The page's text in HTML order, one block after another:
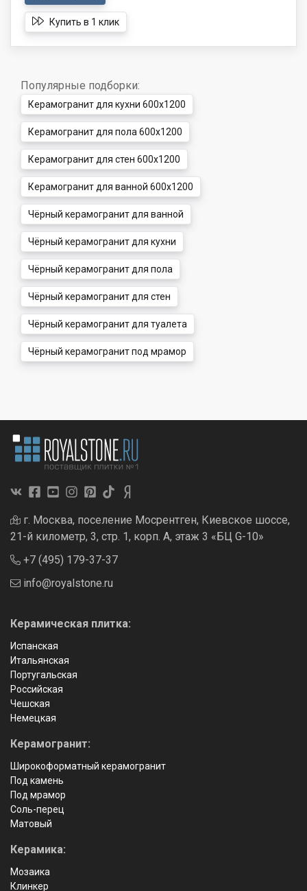
Купить в 1 клик
Популярные подборки:
Керамогранит для кухни 600x1200
Керамогранит для пола 600x1200
Керамогранит для стен 600x1200
Керамогранит для ванной 600x1200
Чёрный керамогранит для ванной
Чёрный керамогранит для кухни
Чёрный керамогранит для пола
Чёрный керамогранит для стен
Чёрный керамогранит для туалета
Чёрный керамогранит под мрамор
г. Москва, поселение Мосрентген, Киевское шоссе,
21-й километр, 3, стр. 1, корп. А, этаж 3 «БЦ G-10»
+7 (495) 179-37-37
info@royalstone.ru
Керамическая плитка:
Испанская
Итальянская
Португальская
Российская
Чешская
Немецкая
Керамогранит:
Широкоформатный керамогранит
Под камень
Под мрамор
Соль-перец
Матовый
Керамика:
Мозаика
Клинкер